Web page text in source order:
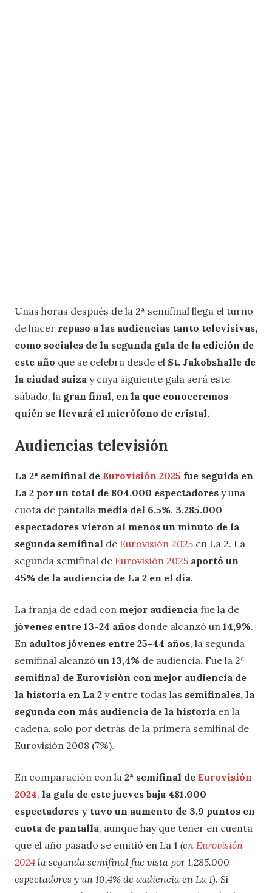
Unas horas después de la 2ª semifinal llega el turno
de hacer repaso a las audiencias tanto televisivas,
como sociales de la segunda gala de la edición de
este año que se celebra desde el St. Jakobshalle de
la ciudad suiza y cuya siguiente gala será este
sábado, la gran final, en la que conoceremos
quién se llevará el micrófono de cristal.
Audiencias televisión
La 2ª semifinal de Eurovisión 2025 fue seguida en
La 2 por un total de 804.000 espectadores y una
cuota de pantalla media del 6,5%. 3.285.000
espectadores vieron al menos un minuto de la
segunda semifinal de Eurovisión 2025 en La 2. La
segunda semifinal de Eurovisión 2025 aportó un
45% de la audiencia de La 2 en el día.
La franja de edad con mejor audiencia fue la de
jóvenes entre 13-24 años donde alcanzó un 14,9%.
En adultos jóvenes entre 25-44 años, la segunda
semifinal alcanzó un 13,4% de audiencia. Fue la 2ª
semifinal de Eurovisión con mejor audiencia de
la historia en La 2 y entre todas las semifinales, la
segunda con más audiencia de la historia en la
cadena, solo por detrás de la primera semifinal de
Eurovisión 2008 (7%).
En comparación con la 2ª semifinal de Eurovisión
2024, la gala de este jueves baja 481.000
espectadores y tuvo un aumento de 3,9 puntos en
cuota de pantalla, aunque hay que tener en cuenta
que el año pasado se emitió en La 1 (en Eurovisión
2024 la segunda semifinal fue vista por1.285.000
espectadores y un 10,4% de audiencia en La 1). Si